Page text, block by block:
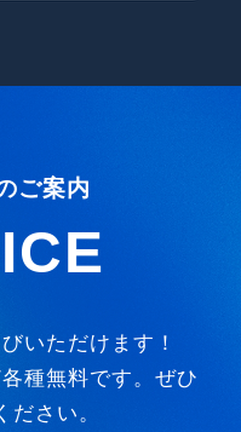
ご案内
いただけます！
種無料です。ぜひ
ださい。